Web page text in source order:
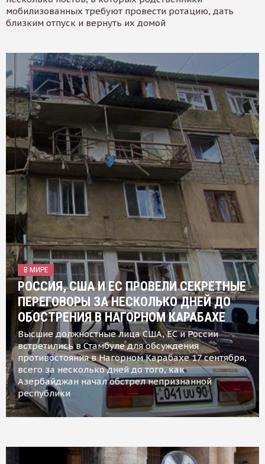
мобилизованных требуют провести ротацию, дать
близким отпуск и вернуть их домой
В МИРЕ
РОССИЯ, США И ЕС ПРОВЕЛИ СЕКРЕТНЫЕ
ПЕРЕГОВОРЫ ЗА НЕСКОЛЬКО ДНЕЙ ДО
ОБОСТРЕНИЯ В НАГОРНОМ КАРАБАХЕ
Высшие должностные лица США, ЕС и России
встретились в Стамбуле для обсуждения
противостояния в Нагорном Карабахе 17 сентября,
всего за несколько дней до того, как
Азербайджан начал обстрел непризнанной
республики